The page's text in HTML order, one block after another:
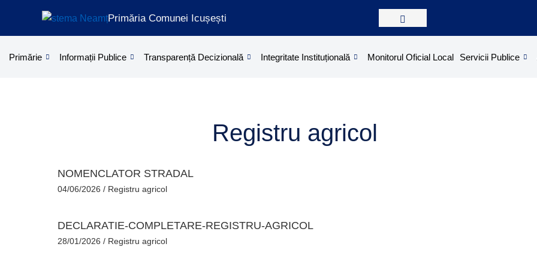
content
Primăria Comunei Icușești
Primărie Informații Publice Transparență Decizională Integritate Instituțională Monitorul Oficial Local Servicii Publice
Registru agricol
NOMENCLATOR STRADAL
04/06/2026 / Registru agricol
DECLARATIE-COMPLETARE-REGISTRU-AGRICOL
28/01/2026 / Registru agricol